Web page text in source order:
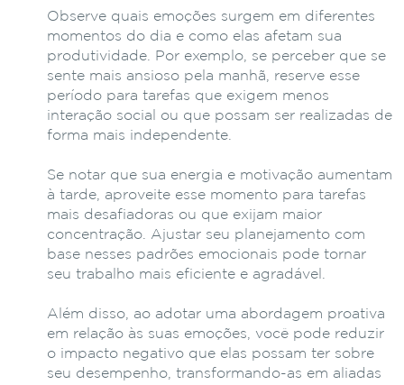
Observe quais emoções surgem em diferentes
momentos do dia e como elas afetam sua
produtividade. Por exemplo, se perceber que se
sente mais ansioso pela manhã, reserve esse
período para tarefas que exigem menos
interação social ou que possam ser realizadas de
forma mais independente.
Se notar que sua energia e motivação aumentam
à tarde, aproveite esse momento para tarefas
mais desafiadoras ou que exijam maior
concentração. Ajustar seu planejamento com
base nesses padrões emocionais pode tornar
seu trabalho mais eficiente e agradável.
Além disso, ao adotar uma abordagem proativa
em relação às suas emoções, você pode reduzir
o impacto negativo que elas possam ter sobre
seu desempenho, transformando-as em aliadas